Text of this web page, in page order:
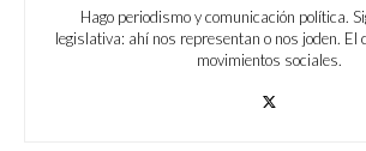
Hago periodismo y comunicación política.
legislativa: ahí nos representan o nos joden. El
movimientos sociales.